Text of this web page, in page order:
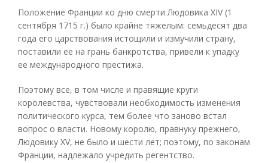
Положение Франции ко дню смерти Людовика XIV (1
сентября 1715 г.) было крайне тяжелым: семьдесят два
года его царствования истощили и измучили страну,
поставили ее на грань банкротства, привели к упадку
ее международного престижа.
Поэтому все, в том числе и правящие круги
королевства, чувствовали необходимость изменения
политического курса, тем более что заново встал
вопрос о власти. Новому королю, правнуку прежнего,
Людовику XV, не было и шести лет; поэтому, по законам
Франции, надлежало учредить регентство.